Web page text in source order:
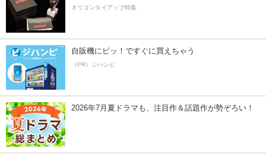
オリコンタイアップ特集
自販機にピッ！ですぐに買えちゃう
（PR）ジハンピ
2026年7月夏ドラマも、注目作＆話題作が勢ぞろい！